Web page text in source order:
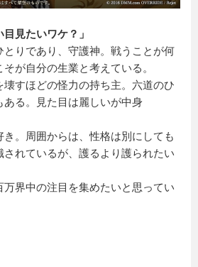
目見たいワケ？」
とりであり、守護神。戦うことが何
が自分の生業と考えている。
すほどの怪力の持ち主。六道のひ
ある。見た目は麗しいが中身
。周囲からは、性格は別にしても
れているが、護るより護られたい
界中の注目を集めたいと思ってい